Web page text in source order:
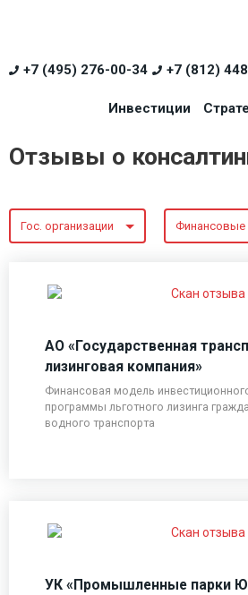
+7 (495) 276-00-34 +7 (812)
Инвестиции
Отзывы о
Гос. организации Финансовые
АО «Государственная
лизинговая компания»
Финансовая модель
программы льготного лизинга
водного транспорта
УК «Промышленные парки